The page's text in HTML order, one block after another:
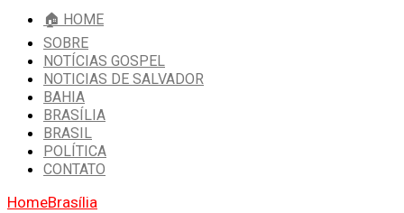
🏠 HOME
SOBRE
NOTÍCIAS GOSPEL
NOTICIAS DE SALVADOR
BAHIA
BRASÍLIA
BRASIL
POLÍTICA
CONTATO
HomeBrasília